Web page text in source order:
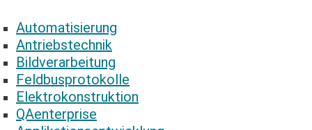
Automatisierung
Antriebstechnik
Bildverarbeitung
Feldbusprotokolle
Elektrokonstruktion
QAenterprise